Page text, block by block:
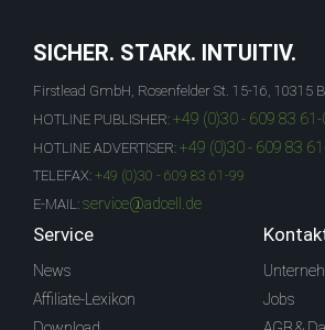
SICHER. STARK. INTUITIV.
Firstlead GmbH, Rosenfelder St. 15-16, 10315
HOTLINE PUBLISHER: +49 (0)30 - 609 83 61-
HOTLINE ADVERTISER: +49 (0)30 - 609 83
TELEFAX: +49 (0)30 - 609 83 61-99
E-MAIL: service@adcell.de
Service
News
Affiliate-Lexikon
Jobs